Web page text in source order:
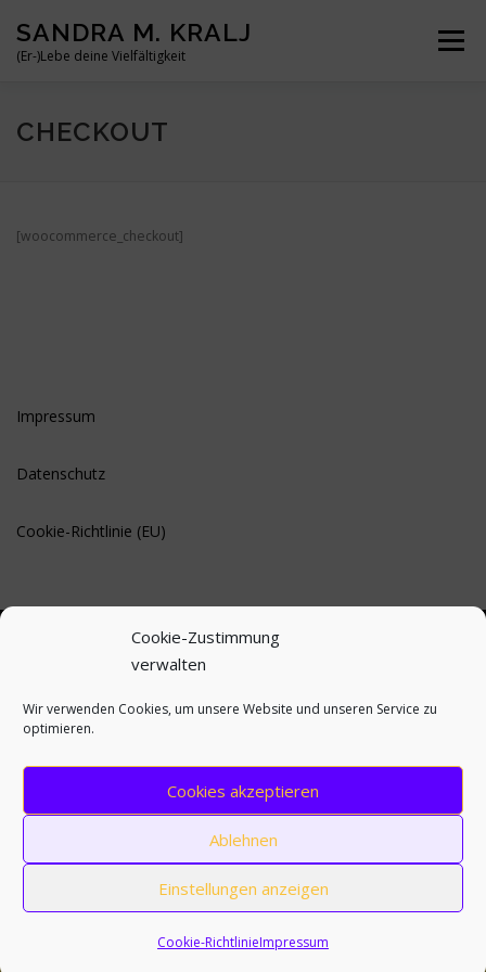
Cookie-Zustimmung
verwalten
Wir verwenden Cookies, um unsere Website und unseren Service zu
optimieren.
Cookies akzeptieren
Ablehnen
Einstellungen anzeigen
Cookie-RichtlinieImpressum
Inhalt
springen
SANDRA M. KRALJ
(Er-)Lebe deine Vielfältigkeit
Menü
HOME ÜBER MICH
CHECKOUT
[woocommerce_checkout]
Impressum
Datenschutz
Cookie-Richtlinie (EU)
Copyright © 2026 Sandra M. Kralj OnePress